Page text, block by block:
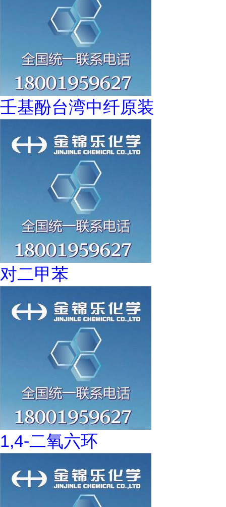
壬基酚台湾中纤原装
对二甲苯
1,4-二氧六环